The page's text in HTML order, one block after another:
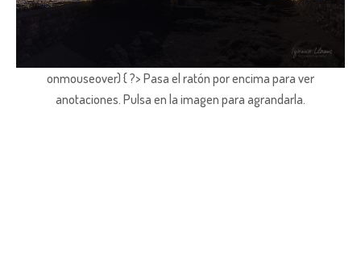
onmouseover) { ?> Pasa el ratón por encima para ver
anotaciones. Pulsa en la imagen para agrandarla.